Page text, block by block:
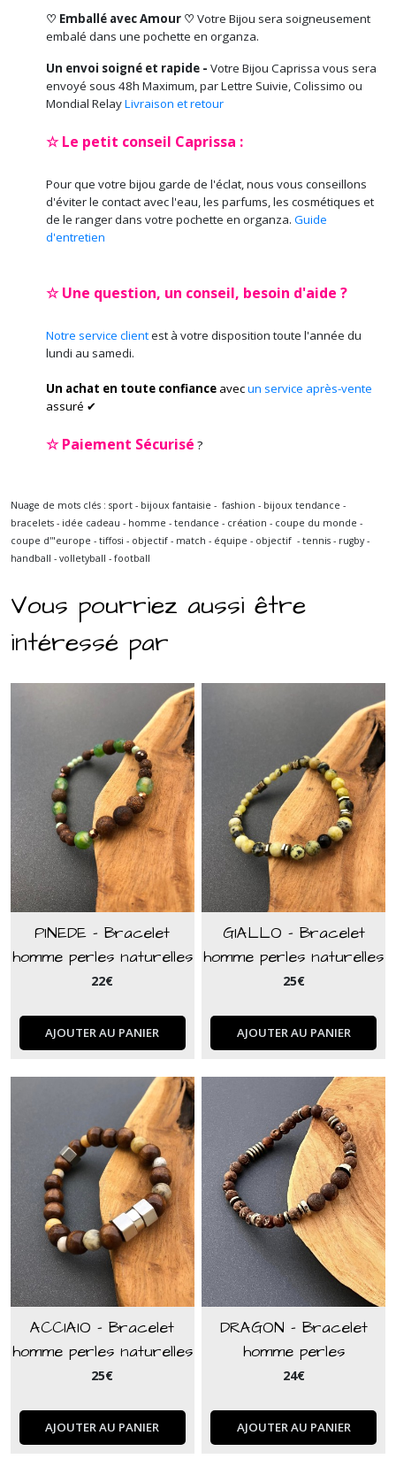
♡ Emballé avec Amour ♡ Votre Bijou sera soigneusement
embalé dans une pochette en organza.
Un envoi soigné et rapide - Votre Bijou Caprissa vous sera
envoyé sous 48h Maximum, par Lettre Suivie, Colissimo ou
Mondial RelayLivraison et retour
☆ Le petit conseil Caprissa :
Pour que votre bijou garde de l'éclat, nous vous conseillons
d'éviter le contact avec l'eau, les parfums, les cosmétiques et
de le ranger dans votre pochette en organza. Guide
d'entretien
☆ Une question, un conseil, besoin d'aide ?
Notre service clientest à votre disposition toute l'année du
lundi au samedi.
Un achat en toute confiance avecun service après-vente
assuré ✔
☆Paiement Sécurisé ?
Nuage de mots clés : sport - bijoux fantaisie - fashion - bijoux tendance -
bracelets - idée cadeau - homme - tendance - création - coupe du monde -
coupe d'"europe - tiffosi - objectif - match - équipe - objectif - tennis - rugby -
handball - volletyball - football
Vous pourriez aussi être
intéressé par
PINEDE - Bracelet
homme perles naturelles
de jade vertes et perles
22€
AJOUTER AU PANIER
GIALLO - Bracelet
homme perles naturelles
jaspe dalmatien jaune et
25€
AJOUTER AU PANIER
ACCIAIO - Bracelet
homme perles naturelles
d'agate et bois
25€
AJOUTER AU PANIER
DRAGON - Bracelet
homme perles
volcaniques marron et
24€
AJOUTER AU PANIER